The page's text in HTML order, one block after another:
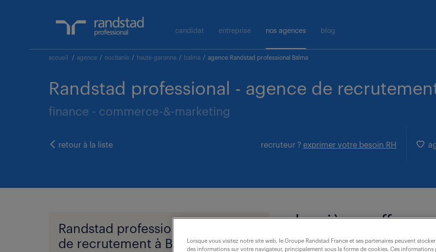
candidat entreprise nos agences blog
accueil / agence / occitanie / haute-garonne / balma / agence Randstad professional Balma
Randstad professional - agence de
finance - commerce-&-marketing
recruteur ? exprimer votre besoin RH
retour à la liste
Randstad professional - agence
de recrutement à Balma.
dernières offres -
Lorsque vous visitez notre site web, le Groupe Randstad France et ses partenaires peuvent
des informations sur votre navigateur, principalement sous la forme de cookies. Ces informations